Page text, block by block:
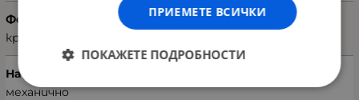
Форма
кръгла
Начин на разпъване
механично
ПРИЕМЕТЕ ВСИЧКИ
ПОКАЖЕТЕ ПОДРОБНОСТИ